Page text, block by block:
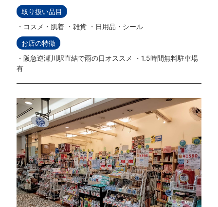
取り扱い品目
・コスメ・肌着 ・雑貨 ・日用品・シール
お店の特徴
・阪急逆瀬川駅直結で雨の日オススメ ・1.5時間無料駐車場
有